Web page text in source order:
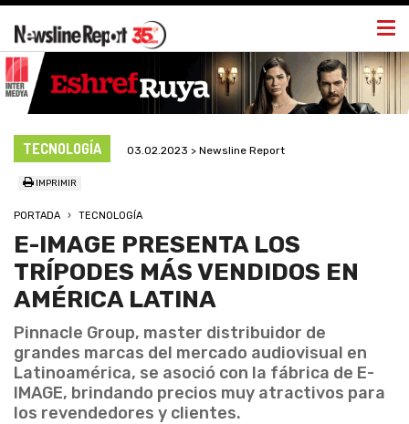
TECNOLOGÍA 03.02.2023 > Newsline Report
IMPRIMIR
PORTADA TECNOLOGÍA
E-IMAGE PRESENTA LOS
TRÍPODES MÁS VENDIDOS EN
AMÉRICA LATINA
Pinnacle Group, master distribuidor de
grandes marcas del mercado audiovisual en
Latinoamérica, se asoció con la fábrica de E-
IMAGE, brindando precios muy atractivos para
los revendedores y clientes.